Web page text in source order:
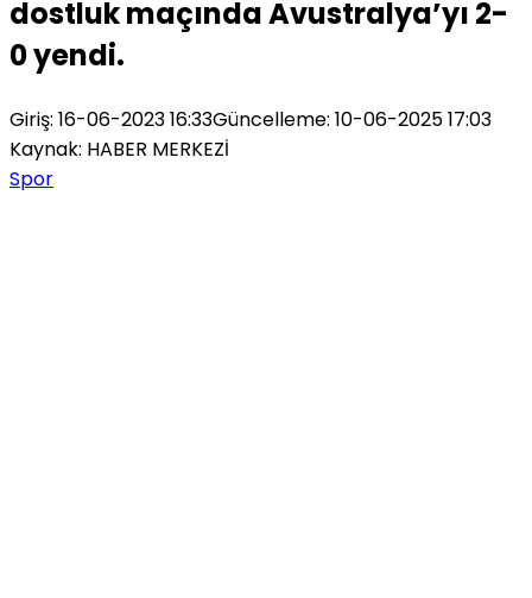
dostluk maçında Avustralya’yı 2-
0 yendi.
Giriş: 16-06-2023 16:33Güncelleme: 10-06-2025 17:03
Kaynak: HABER MERKEZİ
Spor